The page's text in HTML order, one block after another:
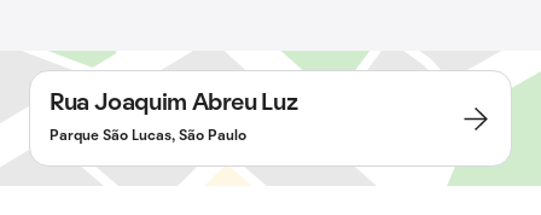
Rua Joaquim Abreu Luz
Parque São Lucas, São Paulo